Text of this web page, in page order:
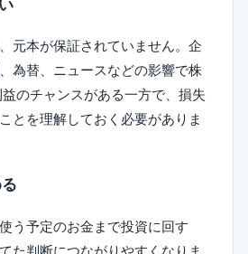
元本が保証されていません。企
為替、ニュースなどの影響で株
のチャンスがある一方で、損失
とを理解しておく必要がありま
う予定のお金まで投資に回す